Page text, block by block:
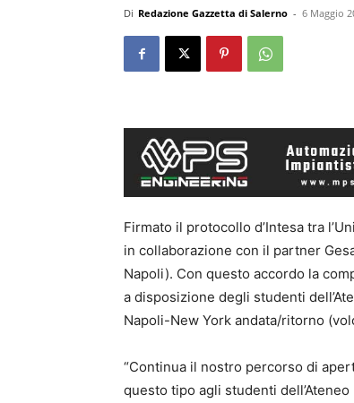
Di Redazione Gazzetta di Salerno - 6 Maggio
Firmato il protocollo d’Intesa tra
in collaborazione con il partner
Napoli). Con questo accordo la
a disposizione degli studenti
Napoli-New York andata/ritorno
“Continua il nostro percorso di
questo tipo agli studenti